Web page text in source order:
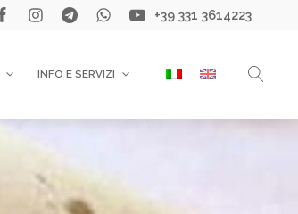
+39 331 3614223
INFO E SERVIZI